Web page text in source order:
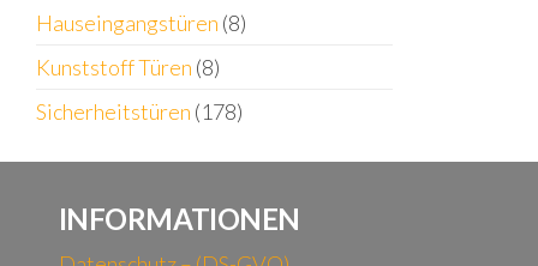
Hauseingangstüren (8)
Kunststoff Türen (8)
Sicherheitstüren (178)
INFORMATIONEN